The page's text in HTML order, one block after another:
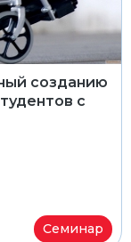
созданию
с
Семинар